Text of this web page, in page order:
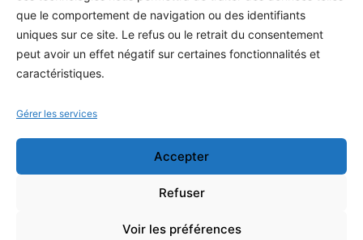
que le comportement de navigation ou des identifiants
uniques sur ce site. Le refus ou le retrait du consentement
peut avoir un effet négatif sur certaines fonctionnalités et
caractéristiques.
Gérer les services
Accepter
Refuser
Voir les préférences
Mes publications
INFORMATIONS LÉGALES
Conditions générales de vente